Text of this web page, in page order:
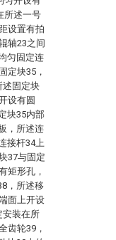
所述一号
设置有拍
轴23之间
匀固定连
定块35，
述固定块
设有圆
块35内部
，所述连
接杆34上
37与固定
矩形孔，
，所述移
面上开设
安装在所
齿轮39，